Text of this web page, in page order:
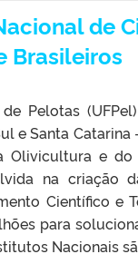
de
Brasileiros
de Pelotas
e Santa
Olivicultura e do
na criação
Científico e
para
Nacionais